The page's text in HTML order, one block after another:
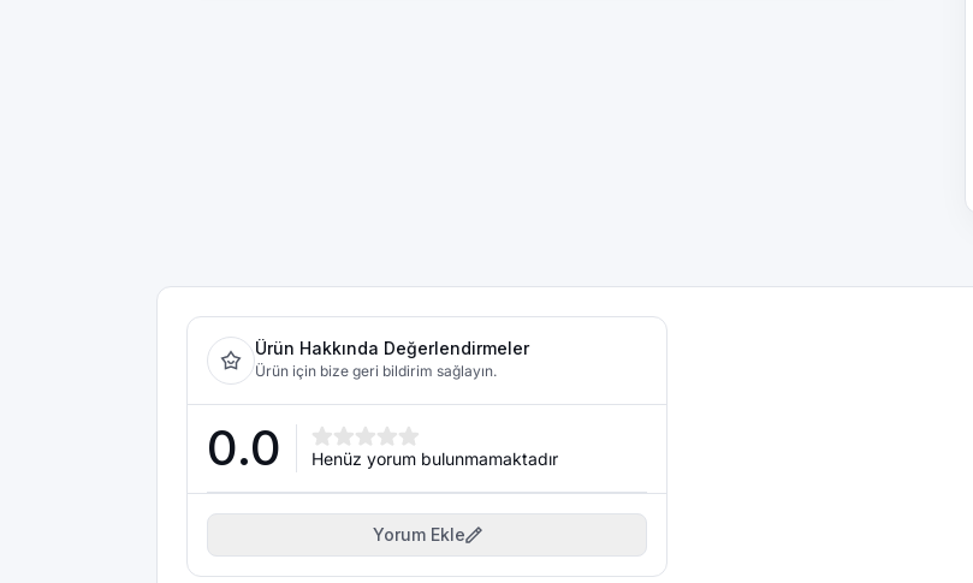
Ürün Hakkında Değerlendirmeler
Ürün için bize geri bildirim sağlayın.
0.0 Henüz yorum bulunmamaktadır
Yorum Ekle